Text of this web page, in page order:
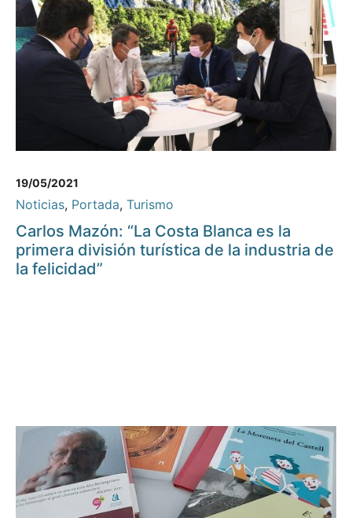
19/05/2021
Noticias, Portada, Turismo
Carlos Mazón: “La Costa Blanca es la
primera división turística de la industria de
la felicidad”